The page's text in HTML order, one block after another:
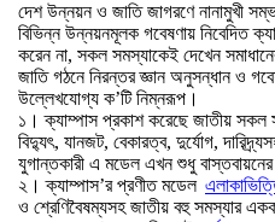
দেশ উন্নয়ন ও জাতি জাগরণে নানামুখী
বিভিন্ন উন্নয়নমূলক গবেষণায় নিবেদিত
করেন না, সকল সমস্যাকেই দেখেন
জাতি গঠনে নিরন্তর জ্ঞান অনুসন্ধান ও
উল্লেখযোগ্য ক’টি নিম্নরূপ।
১। ক্যাম্পাস প্রকাশ করেছে জাতীয় সকল
বিদ্যুৎ, যানজট, বেকারত্ব, দুর্যোগ,
যুগান্তকারী এ মডেল এখন শুধু
২। ক্যাম্পাস’র প্রণীত মডেল
ও শ্রেণিবৈষম্যসহ জাতীয় বহু সমস্যার